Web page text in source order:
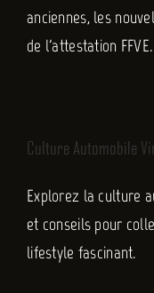
anciennes, les
de l'attestation FFVE.
Culture Automobile
Explorez la culture
et conseils pour
lifestyle fascinant.